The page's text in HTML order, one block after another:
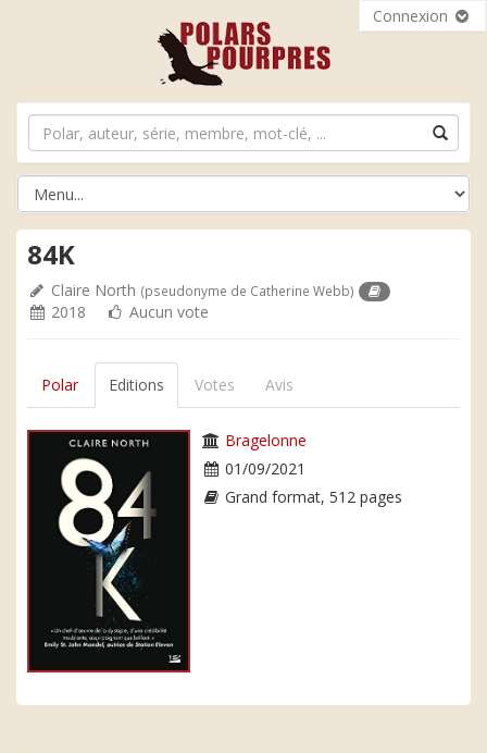
Connexion
84K
Claire North (pseudonyme de Catherine Webb)
2018 Aucun vote
Polar Editions Votes Avis
Bragelonne
01/09/2021
Grand format, 512 pages